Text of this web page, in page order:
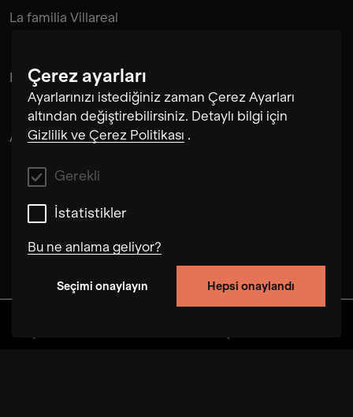
Çerez ayarları
Ayarlarınızı istediğiniz zaman Çerez Ayarları
altından değiştirebilirsiniz. Detaylı bilgi için
Gizlilik ve Çerez Politikası .
Gerekli
İstatistikler
Bu ne anlama geliyor?
Seçimi onaylayın Hepsi onaylandı
La familia Villareal
Flora
Alex Musatov